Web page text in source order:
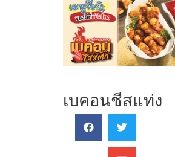
เบคอนชีสแท่ง